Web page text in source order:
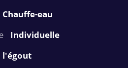
Chauffe-eau
Individuelle
l'égout